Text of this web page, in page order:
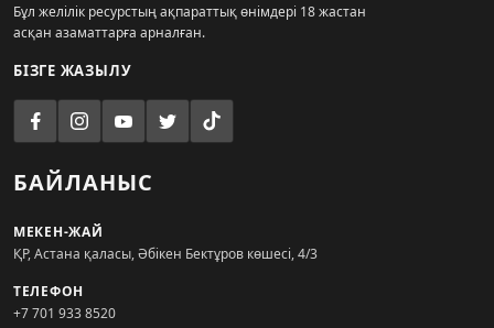
Бұл желілік ресурстың ақпараттық өнімдері 18 жастан
асқан азаматтарға арналған.
БІЗГЕ ЖАЗЫЛУ
БАЙЛАНЫС
МЕКЕН-ЖАЙ
ҚР, Астана қаласы, Әбікен Бектұров көшесі, 4/3
ТЕЛЕФОН
+7 701 933 8520